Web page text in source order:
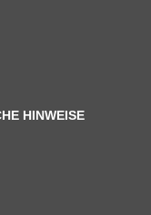
HINWEISE